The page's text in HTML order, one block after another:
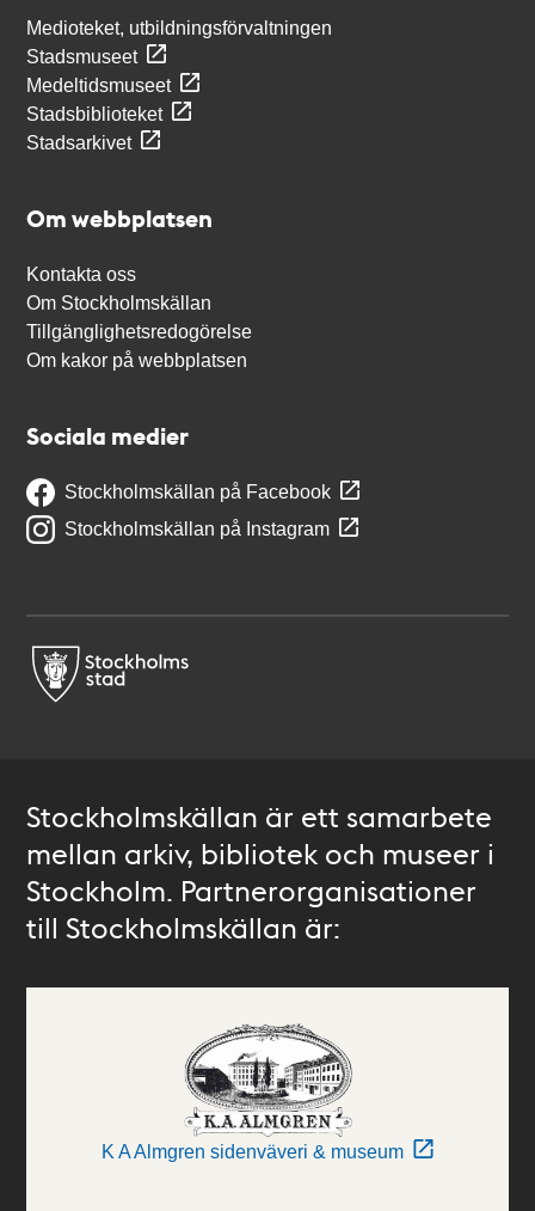
Medioteket, utbildningsförvaltningen
Stadsmuseet
Medeltidsmuseet
Stadsbiblioteket
Stadsarkivet
Om webbplatsen
Kontakta oss
Om Stockholmskällan
Tillgänglighetsredogörelse
Om kakor på webbplatsen
Sociala medier
Stockholmskällan på Facebook
Stockholmskällan på Instagram
Stockholmskällan är ett samarbete
mellan arkiv, bibliotek och museer i
Stockholm. Partnerorganisationer
till Stockholmskällan är:
K A Almgren sidenväveri & museum